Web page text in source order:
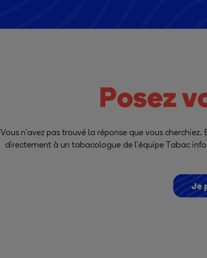
Posez
Vous n'avez pas trouvé la réponse que vous
directement à un tabacologue de l'équipe Tabac
Je